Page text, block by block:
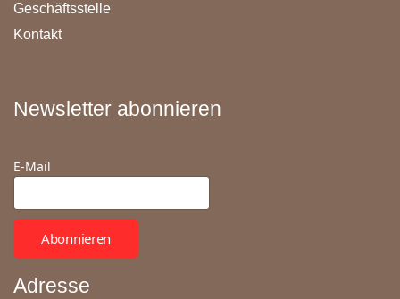
Adresse
Newsletter abonnieren
E-Mail
Abonnieren
Geschäftsstelle
Kontakt